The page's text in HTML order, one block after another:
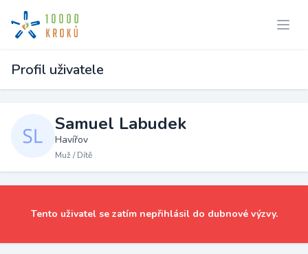
Profil uživatele
Samuel Labudek
Havířov
Muž / Dítě
Tento uživatel se zatím nepřihlásil do dubnové výzvy.